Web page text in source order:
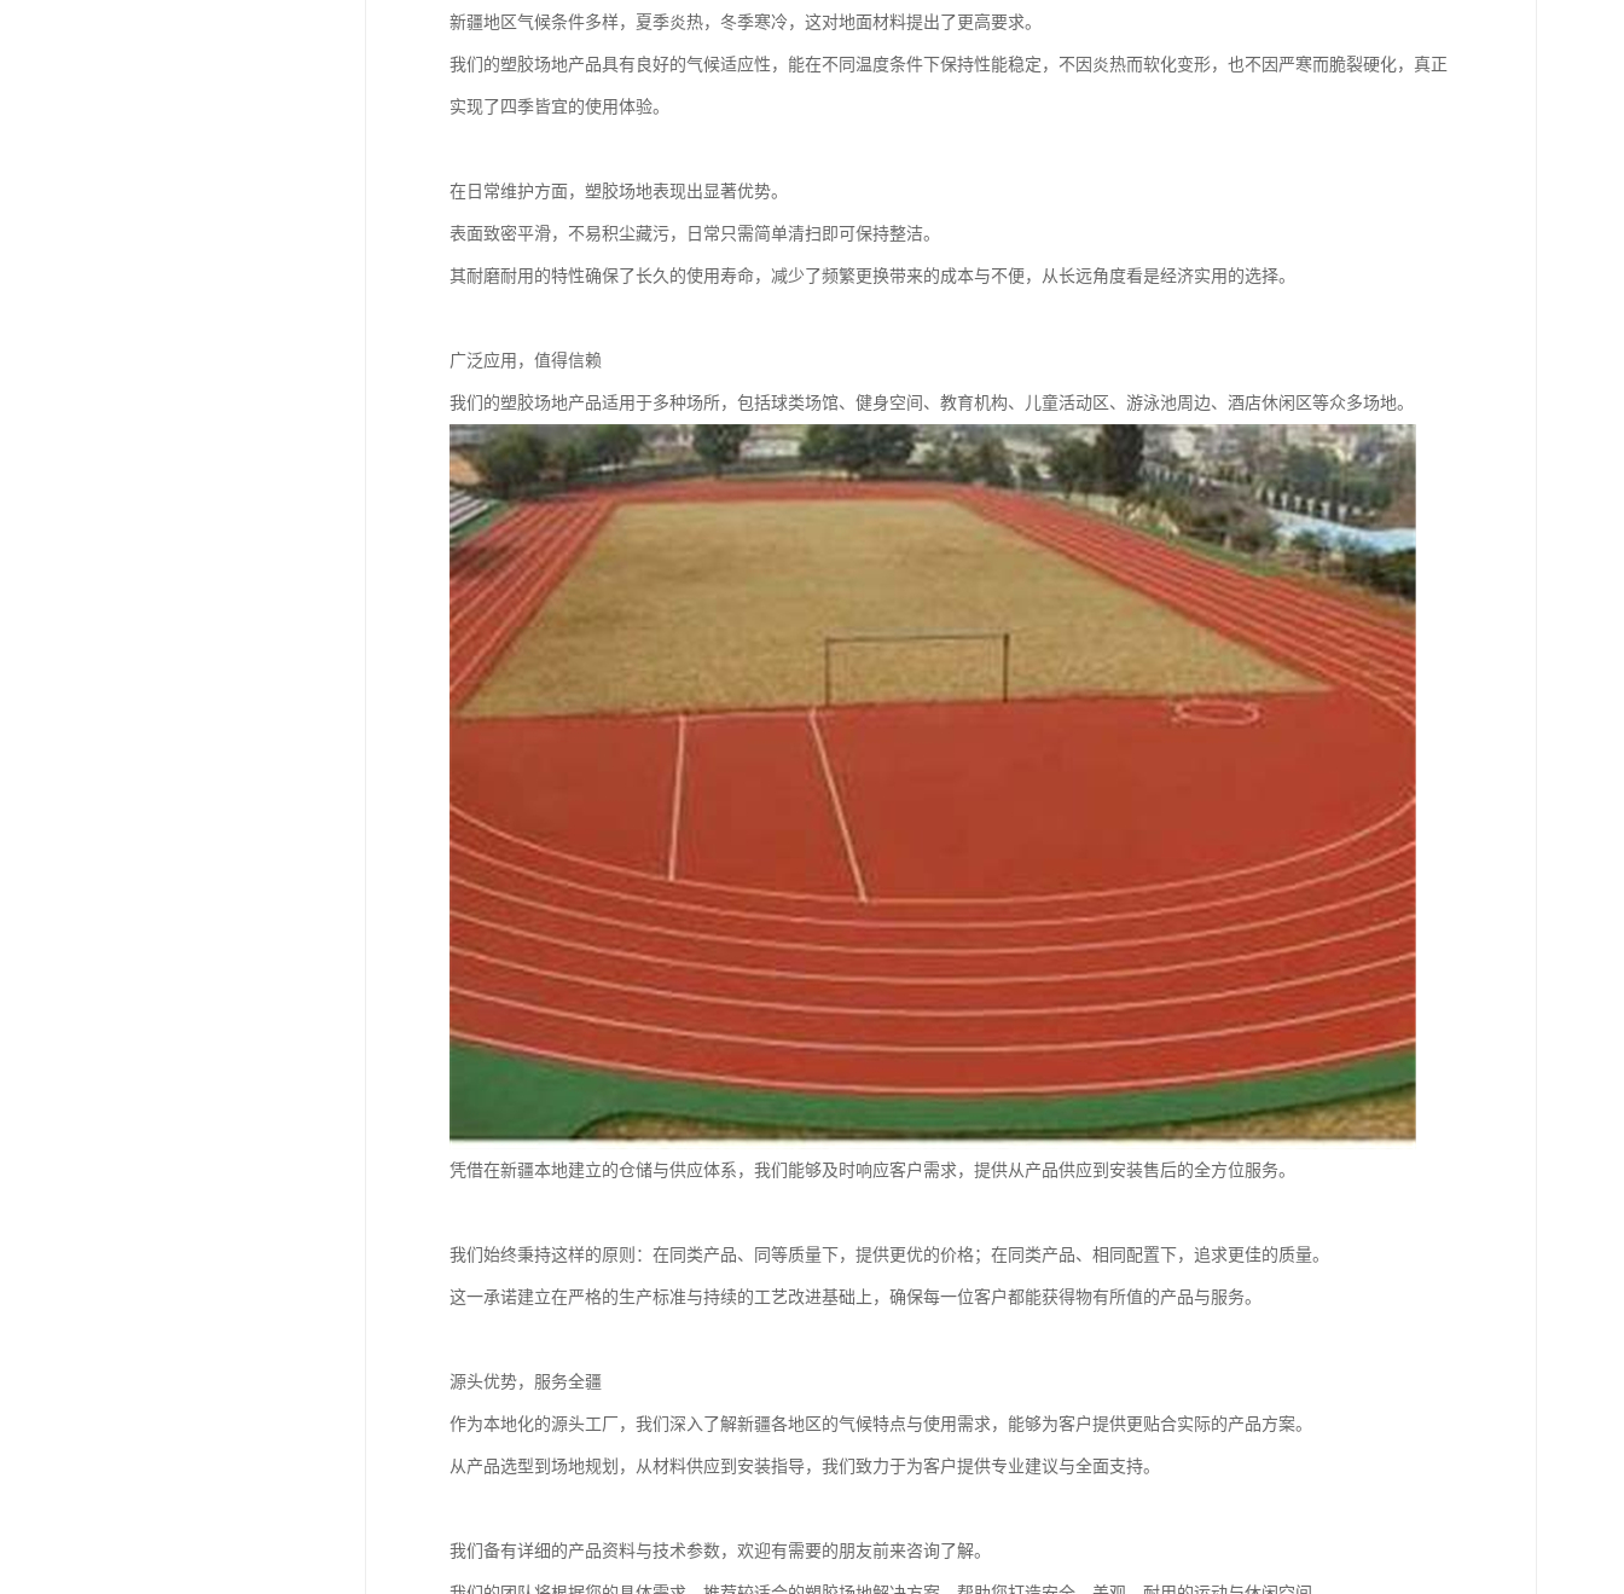
新疆地区气候条件多样，夏季炎热，冬季寒冷，这对地面材料提出了更高要求。
我们的塑胶场地产品具有良好的气候适应性，能在不同温度条件下保持性能稳定，不因炎热而软化变形，也不因严寒而脆裂硬化，真正
实现了四季皆宜的使用体验。
在日常维护方面，塑胶场地表现出显著优势。
表面致密平滑，不易积尘藏污，日常只需简单清扫即可保持整洁。
其耐磨耐用的特性确保了长久的使用寿命，减少了频繁更换带来的成本与不便，从长远角度看是经济实用的选择。
广泛应用，值得信赖
我们的塑胶场地产品适用于多种场所，包括球类场馆、健身空间、教育机构、儿童活动区、游泳池周边、酒店休闲区等众多场地。
凭借在新疆本地建立的仓储与供应体系，我们能够及时响应客户需求，提供从产品供应到安装售后的全方位服务。
我们始终秉持这样的原则：在同类产品、同等质量下，提供更优的价格；在同类产品、相同配置下，追求更佳的质量。
这一承诺建立在严格的生产标准与持续的工艺改进基础上，确保每一位客户都能获得物有所值的产品与服务。
源头优势，服务全疆
作为本地化的源头工厂，我们深入了解新疆各地区的气候特点与使用需求，能够为客户提供更贴合实际的产品方案。
从产品选型到场地规划，从材料供应到安装指导，我们致力于为客户提供专业建议与全面支持。
我们备有详细的产品资料与技术参数，欢迎有需要的朋友前来咨询了解。